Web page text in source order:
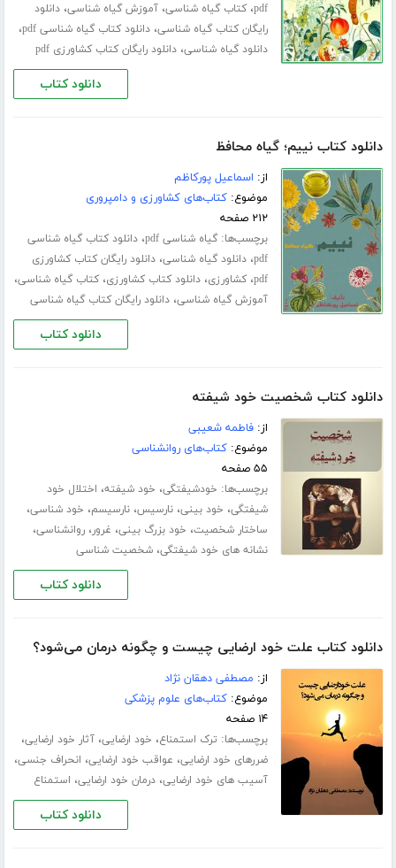
pdf،کتاب گیاه شناسی،آموزش گیاه شناسی،دانلود
رایگان کتاب گیاه شناسی،دانلود کتاب گیاه شناسی pdf ،
دانلود گیاه شناسی،دانلود رایگان کتاب کشاورزی pdf
دانلود کتاب
دانلود کتاب نییم؛ گیاه محافظ
از: اسماعیل پورکاظم
موضوع:کتاب‌های کشاورزی و دامپروری
۲۱۲ صفحه
برچسب‌ها:گیاه شناسی pdf ،دانلود کتاب گیاه شناسی
pdf،دانلود گیاه شناسی،دانلود رایگان کتاب کشاورزی
pdf،کشاورزی،دانلود کتاب کشاورزی،کتاب گیاه شناسی،
آموزش گیاه شناسی،دانلود رایگان کتاب گیاه شناسی
دانلود کتاب
دانلود کتاب شخصیت خود شیفته
از:فاطمه شعیبی
موضوع:کتاب‌های روانشناسی
۵۵ صفحه
برچسب‌ها: خودشیفتگی، خود شیفته، اختلال خود
شیفتگی، خود بینی،نارسیس،نارسیسم، خود شناسی،
ساختار شخصیت، خود بزرگ بینی، غرور،روانشناسی،
نشانه های خود شیفتگی،شخصیت شناسی
دانلود کتاب
دانلود کتاب علت خود ارضایی چیست و چگونه درمان می‌شود؟
از: مصطفی دهقان نژاد
موضوع:کتاب‌های علوم پزشکی
۱۴ صفحه
برچسب‌ها: ترک استمناع، خود ارضایی،آثار خود ارضایی،
ضررهای خود ارضایی، عواقب خود ارضایی، انحراف جنسی،
آسیب های خود ارضایی،درمان خود ارضایی، استمناع
دانلود کتاب